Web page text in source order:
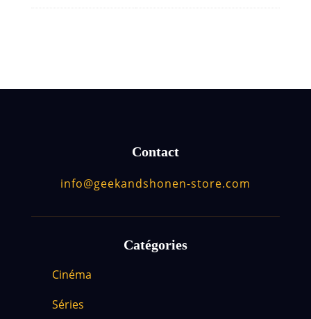
Contact
info@geekandshonen-store.com
Catégories
Cinéma
Séries